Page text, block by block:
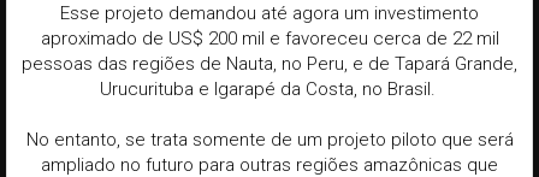
Esse projeto demandou até agora um investimento
aproximado de US$ 200 mil e favoreceu cerca de 22 mil
pessoas das regiões de Nauta, no Peru, e de Tapará Grande,
Urucurituba e Igarapé da Costa, no Brasil.
No entanto, se trata somente de um projeto piloto que será
ampliado no futuro para outras regiões amazônicas que